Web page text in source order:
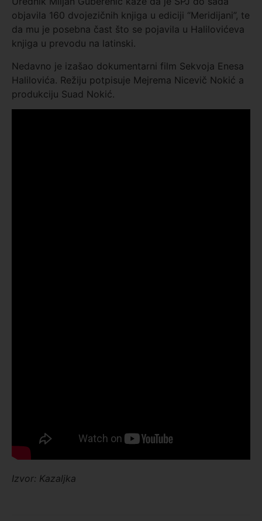
objavila 160 dvojezičnih knjiga u ediciji “Meridijani”, te
da mu je posebna čast što se pojavila u Halilovićeva
knjiga u prevodu na latinski.
Nedavno je izašao dokumentarni film Sekvoja Enesa
Halilovića. Režiju potpisuje Mejrema Nicevič Nokić a
produkciju Suad Nokić.
Izvor: Kazaljka
Prijavite se na listu za vesti
Budite među prvima